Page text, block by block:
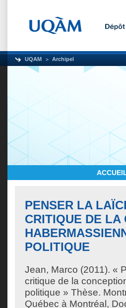
UQAM Archipel
PENSER LA
CRITIQUE DE LA
POLITIQUE
Jean, Marco (2011). «
critique de la
politique » Thèse.
Québec à Montréal,